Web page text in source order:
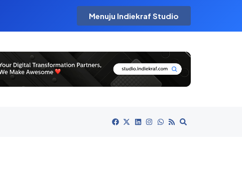
Menuju Indiekraf Studio